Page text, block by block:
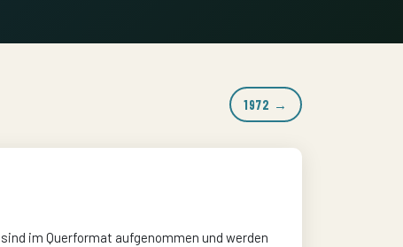
1972 →
im Querformat aufgenommen und werden